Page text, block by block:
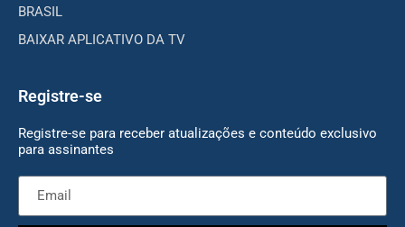
BRASIL
BAIXAR APLICATIVO DA TV
Registre-se
Registre-se para receber atualizações e conteúdo exclusivo
para assinantes